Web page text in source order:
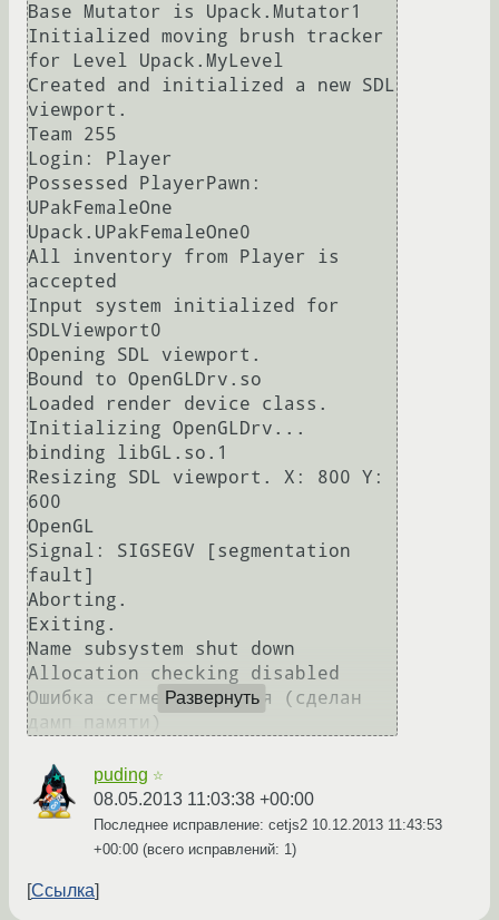
Base Mutator is Upack.Mutator1
Initialized moving brush tracker
for Level Upack.MyLevel
Created and initialized a new SDL
viewport.
Team 255
Login: Player
Possessed PlayerPawn:
UPakFemaleOne
Upack.UPakFemaleOne0
All inventory from Player is
accepted
Input system initialized for
SDLViewport0
Opening SDL viewport.
Bound to OpenGLDrv.so
Loaded render device class.
Initializing OpenGLDrv...
binding libGL.so.1
Resizing SDL viewport. X: 800 Y:
600
OpenGL
Signal: SIGSEGV [segmentation
fault]
Aborting.
Exiting.
Name subsystem shut down
Allocation checking disabled
Ошибка сегментирования (сделан
Развернуть
puding ☆
08.05.2013 11:03:38 +00:00
Последнее исправление: cetjs2 10.12.2013 11:43:53
+00:00 (всего исправлений: 1)
Ссылка